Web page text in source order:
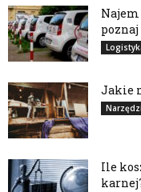
Najem
poznaj
Jakie
Ile